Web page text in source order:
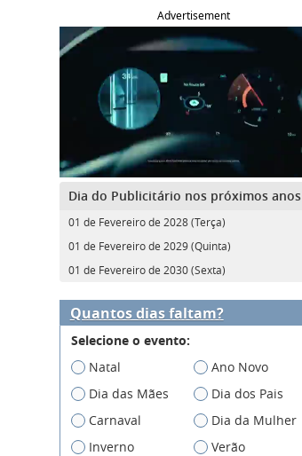
Advertisement
Dia do Publicitário nos próximos anos
01 de Fevereiro de 2028 (Terça)
01 de Fevereiro de 2029 (Quinta)
01 de Fevereiro de 2030 (Sexta)
Quantos dias faltam?
Selecione o evento:
Natal
Ano Novo
Dia das Mães
Dia dos Pais
Carnaval
Dia da Mulher
Inverno
Verão